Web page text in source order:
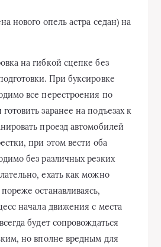
нового опель астра седан) на
на гибкой сцепке без
При буксировке
все перестроения по
заранее на подъезах к
проезд автомобилей
при этом вести оба
без различных резких
ехать как можно
останавливаясь,
начала движения с места
будет сопровождаться
но вполне вредным для